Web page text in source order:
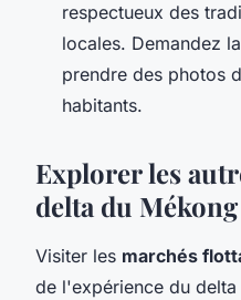
respectueux des
locales. Demandez
prendre des photos
habitants.
Explorer les
delta du Mékong
Visiter les marchés
de l'expérience du